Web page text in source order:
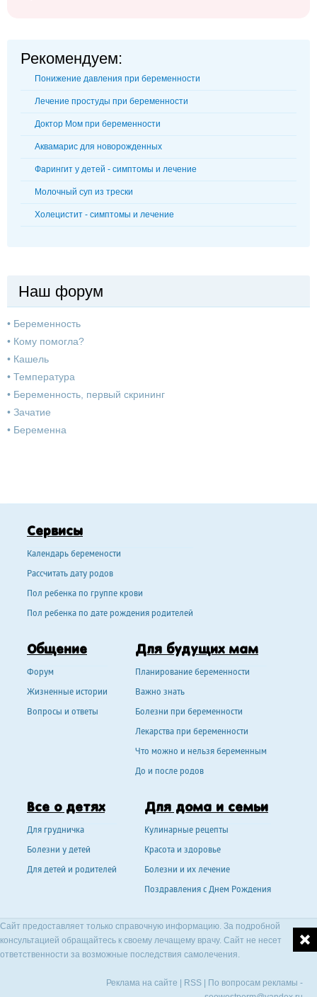
Рекомендуем:
Понижение давления при беременности
Лечение простуды при беременности
Доктор Мом при беременности
Аквамарис для новорожденных
Фарингит у детей - симптомы и лечение
Молочный суп из трески
Холецистит - симптомы и лечение
Наш форум
• Беременность
• Кому помогла?
• Кашель
• Температура
• Беременность, первый скрининг
• Зачатие
• Беременна
Сервисы
Календарь беремености
Рассчитать дату родов
Пол ребенка по группе крови
Пол ребенка по дате рождения родителей
Общение
Форум
Жизненные истории
Вопросы и ответы
Для будущих мам
Планирование беременности
Важно знать
Болезни при беременности
Лекарства при беременности
Что можно и нельзя беременным
До и после родов
Все о детях
Для грудничка
Болезни у детей
Для детей и родителей
Для дома и семьи
Кулинарные рецепты
Красота и здоровье
Болезни и их лечение
Поздравления с Днем Рождения
Сайт предоставляет только справочную информацию. За подробной
консультацией обращайтесь к своему лечащему врачу. Сайт не несет
ответственности за возможные последствия самолечения.
Реклама на сайте RSS | По вопросам рекламы -